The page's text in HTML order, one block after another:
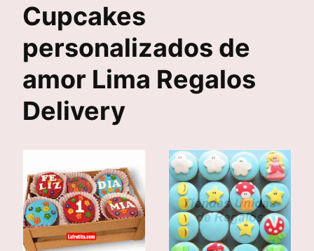
Cupcakes
personalizados de
amor Lima Regalos
Delivery